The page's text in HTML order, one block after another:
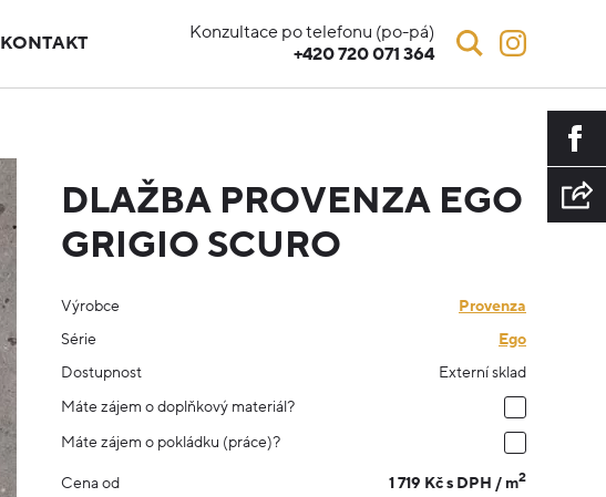
KONTAKT
Konzultace po telefonu (po-pá)
+420 720 071 364
DLAŽBA PROVENZA EGO
GRIGIO SCURO
Výrobce
Provenza
Série
Ego
Dostupnost
Externí sklad
Máte zájem o doplňkový materiál?
Máte zájem o pokládku (práce)?
Cena od
1 719 Kč s DPH / m2